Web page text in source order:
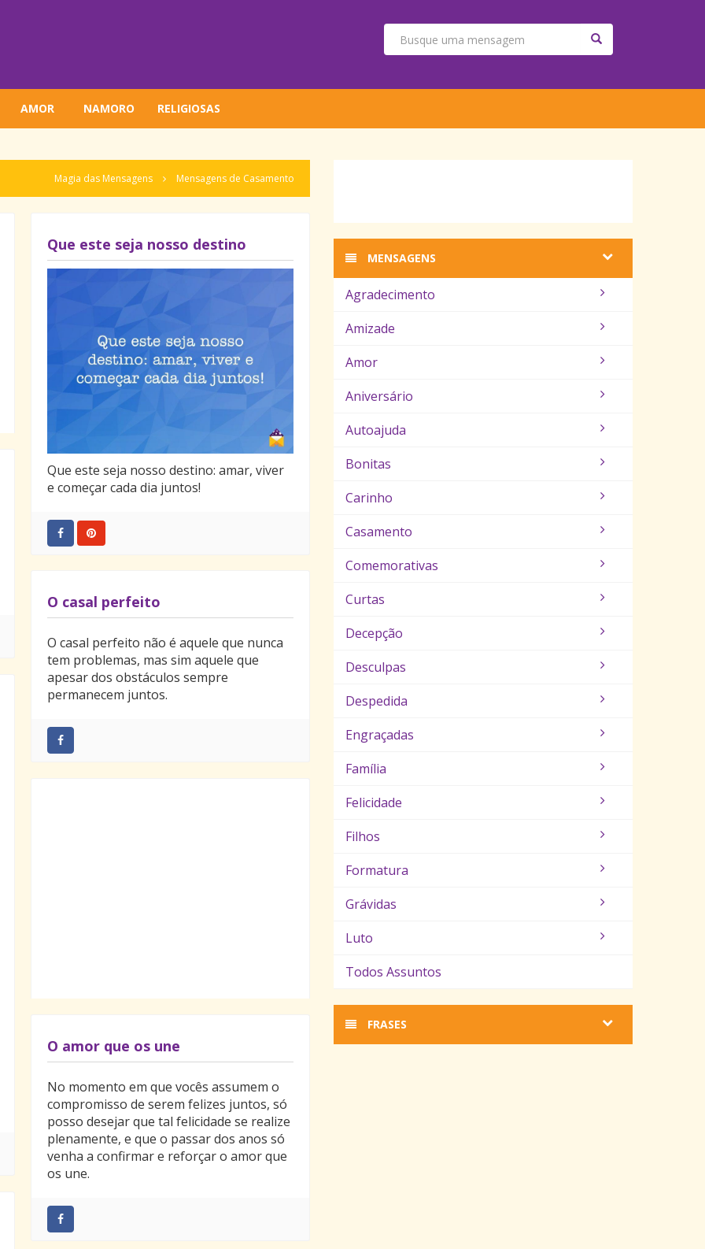
AMOR NAMORO RELIGIOSAS
Magia das Mensagens Mensagens de Casamento
Que este seja nosso destino
Que este seja nosso destino: amar, viver
e começar cada dia juntos!
O casal perfeito
O casal perfeito não é aquele que nunca
tem problemas, mas sim aquele que
apesar dos obstáculos sempre
permanecem juntos.
O amor que os une
No momento em que vocês assumem o
compromisso de serem felizes juntos, só
posso desejar que tal felicidade se realize
plenamente, e que o passar dos anos só
venha a confirmar e reforçar o amor que
os une.
MENSAGENS
Agradecimento
Amizade
Amor
Aniversário
Autoajuda
Bonitas
Carinho
Casamento
Comemorativas
Curtas
Decepção
Desculpas
Despedida
Engraçadas
Família
Felicidade
Filhos
Formatura
Grávidas
Luto
Todos Assuntos
FRASES